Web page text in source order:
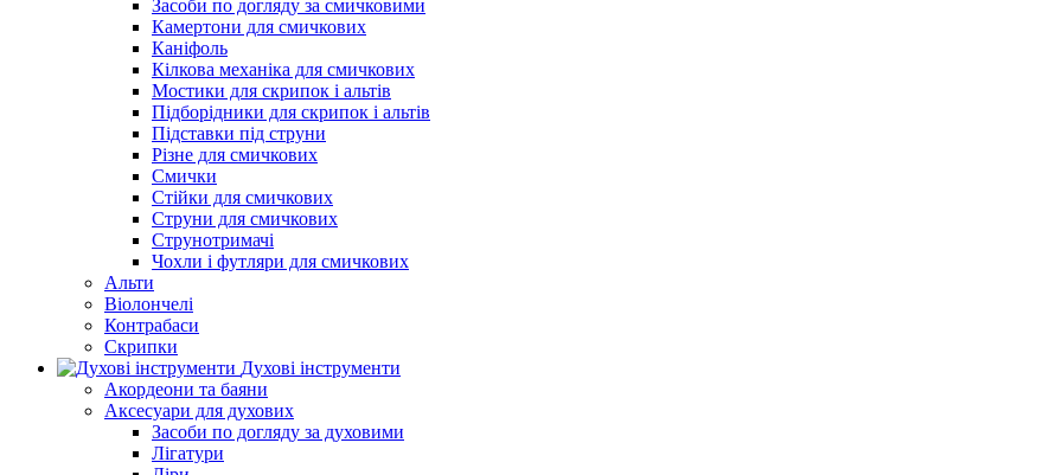
Засоби по догляду за смичковими
Камертони для смичкових
Каніфоль
Кілкова механіка для смичкових
Мостики для скрипок і альтів
Підборiдники для скрипок і альтів
Підставки під струни
Різне для смичкових
Смички
Стійки для смичкових
Струни для смичкових
Струнотримачі
Чохли і футляри для смичкових
Альти
Віолончелі
Контрабаси
Скрипки
Духові інструменти
Акордеони та баяни
Аксесуари для духових
Засоби по догляду за духовими
Лігатури